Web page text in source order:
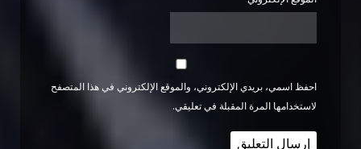
احفظ اسمي، بريدي الإلكتروني، والموقع الإلكتروني في هذا المتصفح
لاستخدامها المرة المقبلة في تعليقي.